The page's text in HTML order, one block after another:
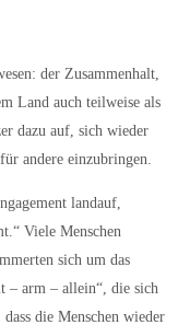
der Zusammenhalt,
Land auch teilweise als
dazu auf, sich wieder
andere einzubringen.
landauf,
Viele Menschen
sich um das
– arm – allein“, die sich
die Menschen wieder